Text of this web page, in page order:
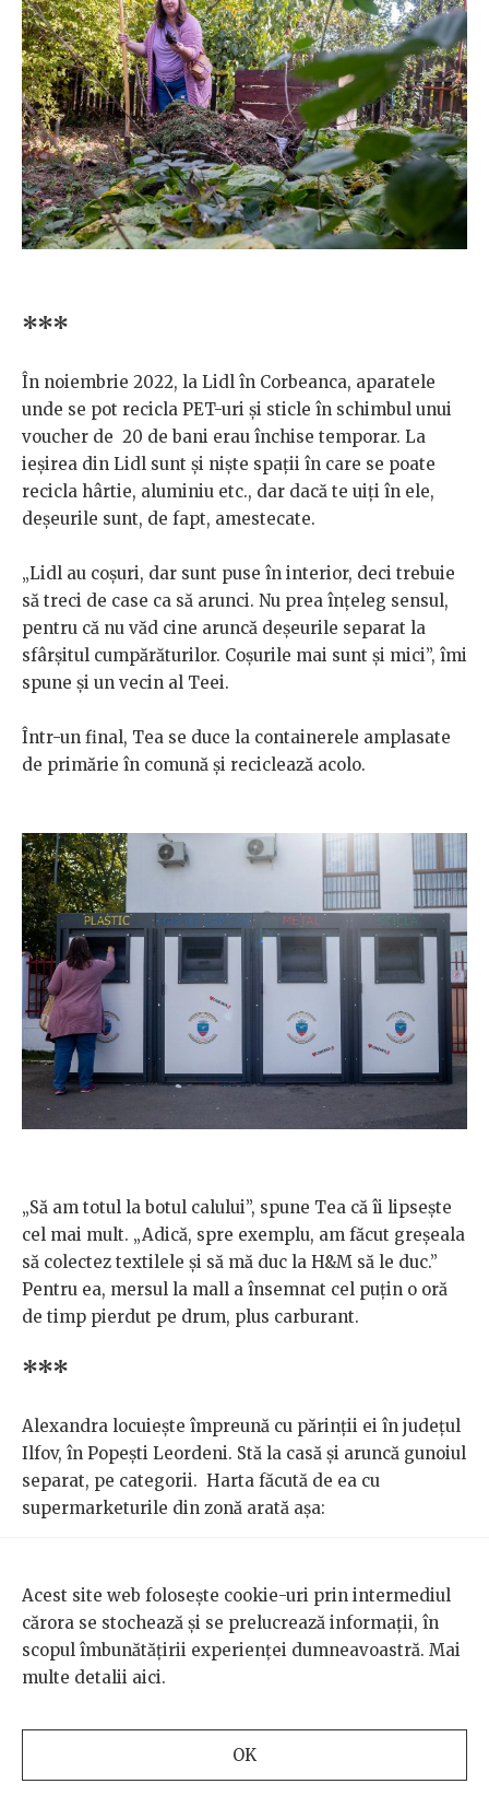
***
În noiembrie 2022, la Lidl în Corbeanca, aparatele
unde se pot recicla PET-uri și sticle în schimbul unui
voucher de 20 de bani erau închise temporar. La
ieșirea din Lidl sunt și niște spații în care se poate
recicla hârtie, aluminiu etc., dar dacă te uiți în ele,
deșeurile sunt, de fapt, amestecate.
„Lidl au coșuri, dar sunt puse în interior, deci trebuie
să treci de case ca să arunci. Nu prea înțeleg sensul,
pentru că nu văd cine aruncă deșeurile separat la
sfârșitul cumpărăturilor. Coșurile mai sunt și mici”, îmi
spune și un vecin al Teei.
Într-un final, Tea se duce la containerele amplasate
de primărie în comună și reciclează acolo.
„Să am totul la botul calului”, spune Tea că îi lipsește
cel mai mult. „Adică, spre exemplu, am făcut greșeala
să colectez textilele și să mă duc la H&M să le duc.”
Pentru ea, mersul la mall a însemnat cel puțin o oră
de timp pierdut pe drum, plus carburant.
***
Alexandra locuiește împreună cu părinții ei în județul
Ilfov, în Popești Leordeni. Stă la casă și aruncă gunoiul
separat, pe categorii. Harta făcută de ea cu
supermarketurile din zonă arată așa:
în magazin, în care poți recicla hârtie, baterii,
plastice. Problema: sunt foarte mici, nu poți veni
cu chestii colectate pe o perioadă mai mare
acasă, ci mai degrabă ca să arunci bonul de
1 Penny unde se poate recicla aluminiu.
Problema: primești un ban pe doză, iar oricum
Acest site web folosește cookie-uri prin intermediul
cărora se stochează și se prelucrează informații, în
scopul îmbunătățirii experienței dumneavoastră. Mai
multe detalii aici.
OK